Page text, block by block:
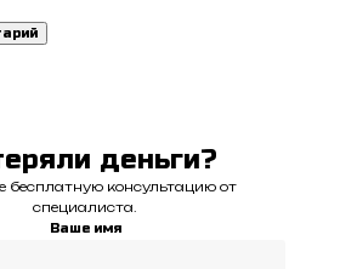
деньги?
бесплатную консультацию от
специалиста.
Ваше имя